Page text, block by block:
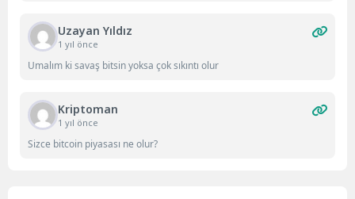
Uzayan Yıldız
1 yıl önce
Umalım ki savaş bitsin yoksa çok sıkıntı olur
Kriptoman
1 yıl önce
Sizce bitcoin piyasası ne olur?